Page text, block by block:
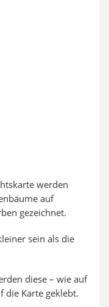
werden
auf
gezeichnet.
sein als die
diese – wie auf
die Karte geklebt.